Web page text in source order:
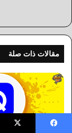
مقالات ذات صلة